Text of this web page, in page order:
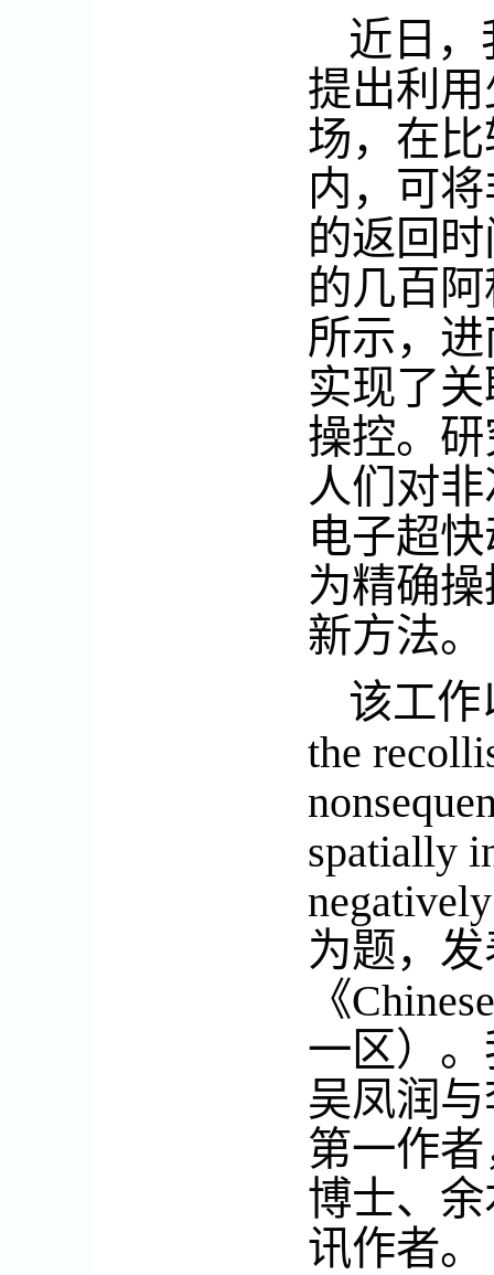
近日
提出利
场，在
内，可
的返回
的几百
所示，
实现了
操控。
人们对
电子超
为精确
新方法。
该工作
the
spatially
为题，
《
一区）
吴凤润
第一作
博士、
讯作者。